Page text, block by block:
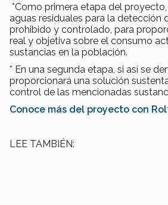
*Como primera etapa del
aguas residuales para la detección
prohibido y controlado, para
real y objetiva sobre el consumo
sustancias en la población.
* En una segunda etapa, si así se
proporcionará una solución
control de las mencionadas
Conoce más del proyecto con
LEE TAMBIÉN: